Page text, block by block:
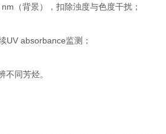
（背景），扣除浊度与色度干扰；
UV absorbance监测；
不同芳烃。